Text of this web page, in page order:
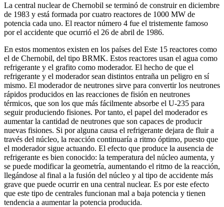
La central nuclear de Chernobil se terminó de construir en diciembre
de 1983 y está formada por cuatro reactores de 1000 MW de
potencia cada uno. El reactor número 4 fue el tristemente famoso
por el accidente que ocurrió el 26 de abril de 1986.
En estos momentos existen en los países del Este 15 reactores como
el de Chernobil, del tipo BRMK. Estos reactores usan el agua como
refrigerante y el grafito como moderador. El hecho de que el
refrigerante y el moderador sean distintos entraña un peligro en sí
mismo. El moderador de neutrones sirve para convertir los neutrones
rápidos producidos en las reacciones de fisión en neutrones
térmicos, que son los que más fácilmente absorbe el U-235 para
seguir produciendo fisiones. Por tanto, el papel del moderador es
aumentar la cantidad de neutrones que son capaces de producir
nuevas fisiones. Si por alguna causa el refrigerante dejara de fluir a
través del núcleo, la reacción continuaría a ritmo óptimo, puesto que
el moderador sigue actuando. El efecto que produce la ausencia de
refrigerante es bien conocido: la temperatura del núcleo aumenta, y
se puede modificar la geometría, aumentando el ritmo de la reacción,
llegándose al final a la fusión del núcleo y al tipo de accidente más
grave que puede ocurrir en una central nuclear. Es por este efecto
que este tipo de centrales funcionan mal a baja potencia y tienen
tendencia a aumentar la potencia producida.